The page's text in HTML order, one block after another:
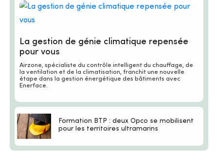
La gestion de génie climatique repensée
pour vous
Airzone, spécialiste du contrôle intelligent du chauffage, de
la ventilation et de la climatisation, franchit une nouvelle
étape dans la gestion énergétique des bâtiments avec
Enerface.
Formation BTP : deux Opco se mobilisent
pour les territoires ultramarins